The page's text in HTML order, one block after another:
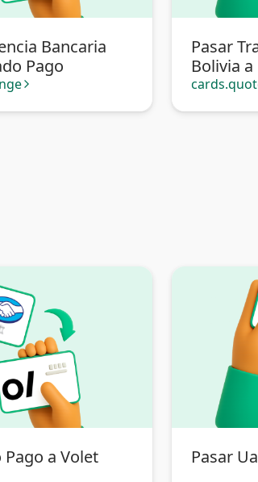
Bancaria
Pago
arrow_forward_ios
Pasar
Bolivia a
a Volet Pasar